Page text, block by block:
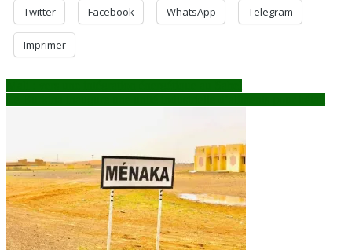
Twitter Facebook WhatsApp Telegram
Imprimer
Navigation
de